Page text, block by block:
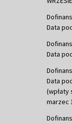
Data
Data
Data
(wpłaty
marzec